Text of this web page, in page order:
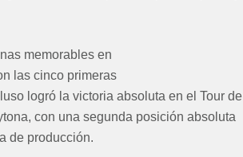
memorables en
las cinco primeras
logró la victoria absoluta en el Tour de
con una segunda posición absoluta
de producción.